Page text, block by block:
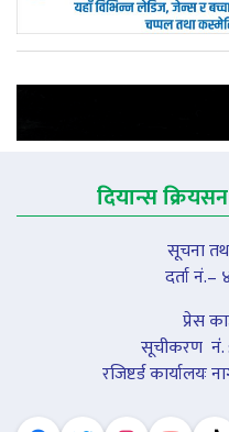
दियान्स क्रियसन
सूचना
दर्ता
प्रेस
सूचीकरण नंं.
रजिष्टर्ड कार्यालयः